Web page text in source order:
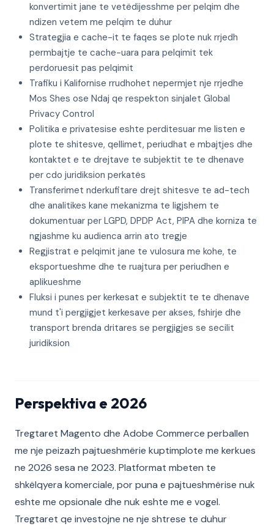
konvertimit jane te vetëdijesshme per pelqim dhe
ndizen vetem me pelqim te duhur
Strategjia e cache-it te faqes se plote nuk rrjedh
permbajtje te cache-uara para pelqimit tek
perdoruesit pas pelqimit
Trafiku i Kalifornise rrudhohet nepermjet nje rrjedhe
Mos Shes ose Ndaj qe respekton sinjalet Global
Privacy Control
Politika e privatesise eshte perditesuar me listen e
plote te shitesve, qellimet, periudhat e mbajtjes dhe
kontaktet e te drejtave te subjektit te te dhenave
per cdo juridiksion perkatës
Transferimet nderkufitare drejt shitesve te ad-tech
dhe analitikes kane mekanizma te ligjshem te
dokumentuar per LGPD, DPDP Act, PIPA dhe korniza te
ngjashme ku audienca arrin ato tregje
Regjistrat e pelqimit jane te vulosura me kohe, te
eksportueshme dhe te ruajtura per periudhen e
aplikueshme
Fluksi i punes per kerkesat e subjektit te te dhenave
mund t'i pergjigjet kerkesave per akses, fshirje dhe
transport brenda dritares se pergjigjes se secilit
juridiksion
Perspektiva e 2026
Tregtaret Magento dhe Adobe Commerce perballen
me nje peizazh pajtueshmërie kuptimplote me kerkues
ne 2026 sesa ne 2023. Platformat mbeten te
shkëlqyera komerciale, por puna e pajtueshmërise nuk
eshte me opsionale dhe nuk eshte me e vogel.
Tregtaret qe investojne ne nje shtrese te duhur